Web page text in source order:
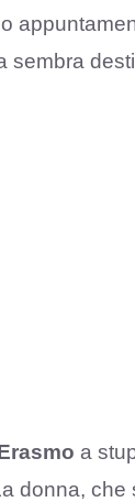
a
donna,